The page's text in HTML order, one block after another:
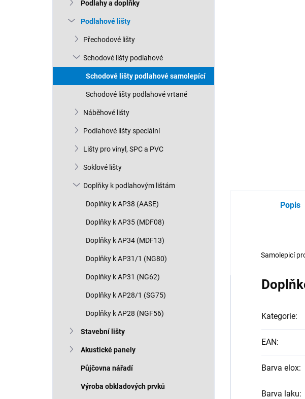
e
Podlahy a doplňky
Podlahové lišty
Přechodové lišty
Schodové lišty podlahové
Schodové lišty podlahové samolepící
Schodové lišty podlahové vrtané
Náběhové lišty
Podlahové lišty speciální
Lišty pro vinyl, SPC a PVC
Soklové lišty
Doplňky k podlahovým lištám
Doplňky k AP38 (AASE)
Doplňky k AP35 (MDF08)
Doplňky k AP34 (MDF13)
Doplňky k AP31/1 (NG80)
Doplňky k AP31 (NG62)
Doplňky k AP28/1 (SG75)
Doplňky k AP28 (NGF56)
Stavební lišty
Akustické panely
Půjčovna nářadí
Výroba obkladových prvků
Popis
Samolepicí
Kategorie:
EAN:
Barva elox:
Barva laku: